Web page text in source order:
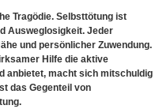
Tragödie. Selbsttötung ist
Ausweglosigkeit. Jeder
und persönlicher Zuwendung.
Hilfe die aktive
anbietet, macht sich mitschuldig
das Gegenteil von